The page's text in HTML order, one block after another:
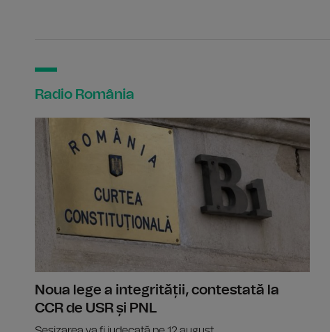
Radio România
Noua lege a integrității, contestată la
CCR de USR și PNL